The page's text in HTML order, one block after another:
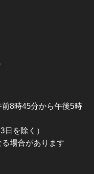
8時45分から午後5時
日を除く）
場合があります